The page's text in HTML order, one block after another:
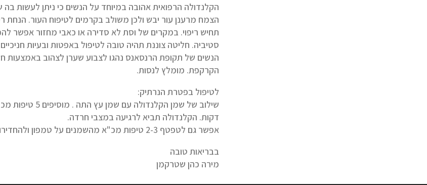
הקלנדולה הרפואית אהובה במיוחד על הנשים כי ניתן לעשות
הצמח מרענן עור יבש ולכן משולב בקרמים לטיפוח העור. הנחת
תחיש ריפוי. במקרים של וסת לא סדירה או כאבי מחזור אפשר
סטיביה. חליטה צוננת תהיה טובה לטיפול באפטות ובעיות
הנשים של תקופת הרנסאנס נהגו לצבוע שערן לצהוב באמצעות
הקרקפת. מומלץ לנסות.
לטיפול בפטרת הנרתיק:
דקות. הקלנדולה תביא לרגיעה במצבי חרדה.
אפשר גם לטפטף 2-3 טיפות מכ"א מהשמנים על טמפון ולהחדירו לנרתיק למשך שעה. לחזור על הפעולה פעמיים ביום.
בבריאות טובה
מירה כהן שטרקמן